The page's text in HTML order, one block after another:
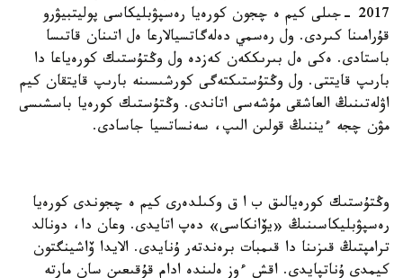
2017 -جىلى كيم ە چجون كورەيا رەسپۋبليكاسى پوليتبيۋرو
قۇرامىنا كىردى. ول رەسمي دەلەگاتسيالارعا ەل اتىنان قاتىسا
باستادى. ەكى ەل بىرىككەن كەزدە ول وڭتۇستىك كورەياعا دا
بارىپ قايتتى. ول وڭتۇستىكتەگى كورشىسىنە بارىپ قايتقان كيم
اۋلەتىنىڭ العاشقى مۇشەسى اتاندى. وڭتۇستىك كورەيا باسشىسى
مۋن چجە ءيننىڭ قولىن الىپ، سەنساتسيا جاسادى.
وڭتۇستىك كورەيالىق ب ا ق وكىلدەرى كيم ە چجوندى كورەيا
رەسپۋبليكاسىنىڭ «يۆانكاسى» دەپ اتايدى. وعان دا، دونالد
ترامپتىڭ قىزىنا دا قىمبات برەندتەر ۇنايدى. الايدا ۆاشينگتون
كيمدى ۇناتپايدى. اقش ءوز ەلىندە ادام قۇقىعىن سان مارتە